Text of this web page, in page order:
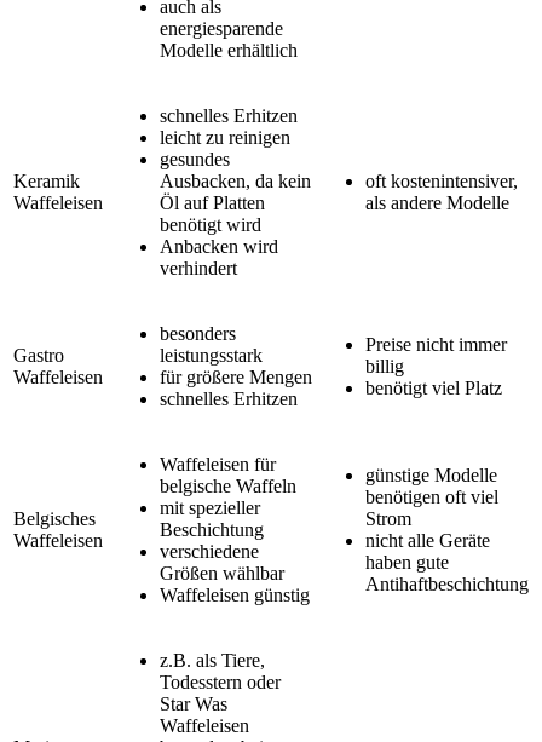
auch als
energiesparende
Modelle erhältlich
Keramik
Waffeleisen
schnelles Erhitzen
leicht zu reinigen
gesundes
Ausbacken, da kein
Öl auf Platten
benötigt wird
Anbacken wird
verhindert
oft kostenintensiver,
als andere Modelle
Gastro
Waffeleisen
besonders
leistungsstark
für größere Mengen
schnelles Erhitzen
Preise nicht immer
billig
benötigt viel Platz
Belgisches
Waffeleisen
Waffeleisen für
belgische Waffeln
mit spezieller
Beschichtung
verschiedene
Größen wählbar
Waffeleisen günstig
günstige Modelle
benötigen oft viel
Strom
nicht alle Geräte
haben gute
Antihaftbeschichtung
z.B. als Tiere,
Todesstern oder
Star Was
Waffeleisen